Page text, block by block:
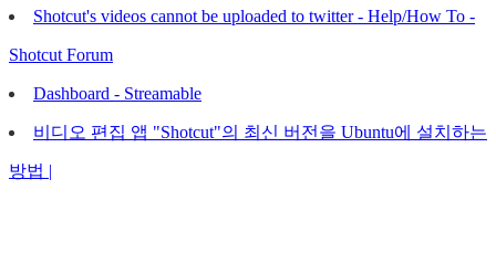
Shotcut's videos cannot be uploaded to twitter - Help/How To -
Shotcut Forum
Dashboard - Streamable
비디오 편집 앱 "Shotcut"의 최신 버전을 Ubuntu에 설치하는
방법 |